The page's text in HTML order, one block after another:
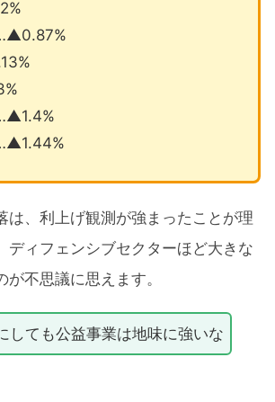
は、利上げ観測が強まったことが理
ディフェンシブセクターほど大きな
不思議に思えます。
しても公益事業は地味に強いな